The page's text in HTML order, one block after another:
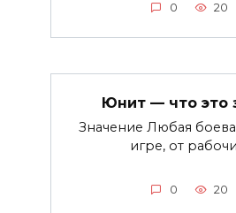
0 20
Юнит — что это
Значение Любая
игре, от
0 20